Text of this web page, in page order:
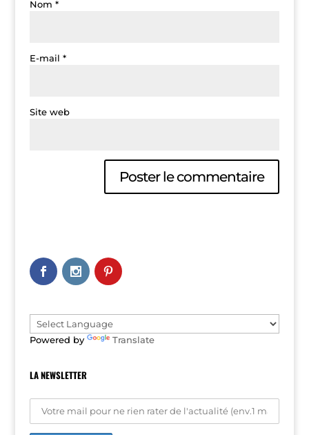
Nom *
E-mail *
Site web
n
a
v
e
:Powered by Translate
LA NEWSLETTER